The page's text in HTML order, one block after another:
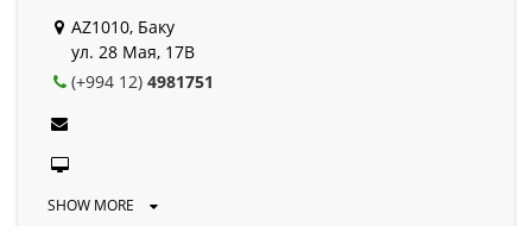
AZ1010, Баку
ул. 28 Мая, 17B
(+994 12) 4981751
SHOW MORE